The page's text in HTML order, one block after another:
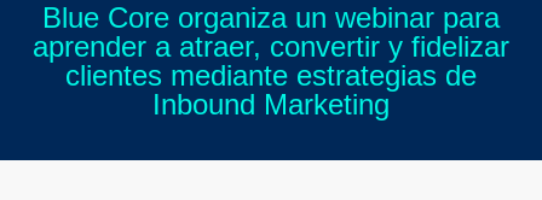
Blue Core organiza un webinar para
aprender a atraer, convertir y fidelizar
clientes mediante estrategias de
Inbound Marketing